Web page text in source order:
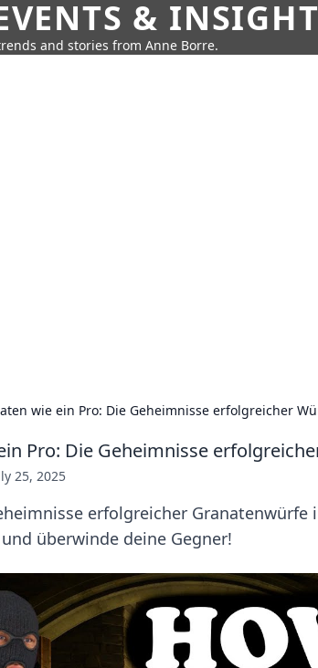
&
and stories from Anne Borre.
wie ein Pro: Die Geheimnisse erfolgreicher
Pro: Die Geheimnisse
25, 2025
erfolgreicher Granatenwürfe
überwinde deine Gegner!